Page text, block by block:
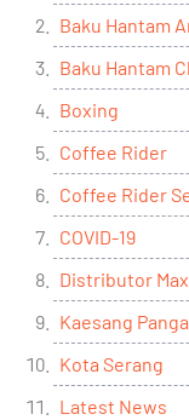
Baku Hantam
Baku Hantam
Boxing
Coffee Rider
Coffee Rider
COVID-19
Distributor
Kaesang
Kota Serang
Latest News